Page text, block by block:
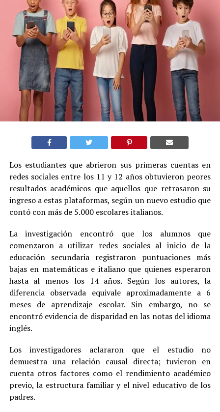
Los estudiantes que abrieron sus primeras cuentas en
redes sociales entre los 11 y 12 años obtuvieron peores
resultados académicos que aquellos que retrasaron su
ingreso a estas plataformas, según un nuevo estudio que
contó con más de 5.000 escolares italianos.
La investigación encontró que los alumnos que
comenzaron a utilizar redes sociales al inicio de la
educación secundaria registraron puntuaciones más
bajas en matemáticas e italiano que quienes esperaron
hasta al menos los 14 años. Según los autores, la
diferencia observada equivale aproximadamente a 6
meses de aprendizaje escolar. Sin embargo, no se
encontró evidencia de disparidad en las notas del idioma
inglés.
Los investigadores aclararon que el estudio no
demuestra una relación causal directa; tuvieron en
cuenta otros factores como el rendimiento académico
previo, la estructura familiar y el nivel educativo de los
padres.